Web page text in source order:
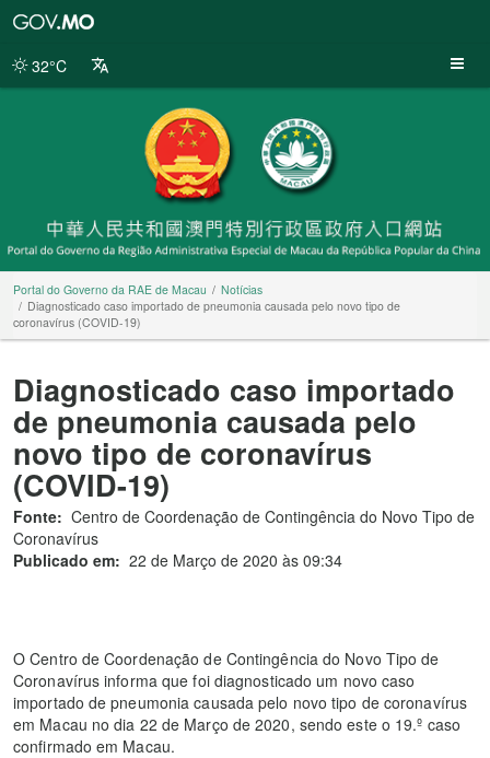
da
32°C
Portal do Governo da RAE de Macau
Notícias
Diagnosticado caso importado de pneumonia causada pelo novo tipo de
coronavírus (COVID-19)
Diagnosticado caso importado
de pneumonia causada pelo
novo tipo de coronavírus
(COVID-19)
Fonte: Centro de Coordenação de Contingência do Novo Tipo de
Coronavírus
Publicado em: 22 de Março de 2020 às 09:34
O Centro de Coordenação de Contingência do Novo Tipo de
Coronavírus informa que foi diagnosticado um novo caso
importado de pneumonia causada pelo novo tipo de coronavírus
em Macau no dia 22 de Março de 2020, sendo este o 19.º caso
confirmado em Macau.